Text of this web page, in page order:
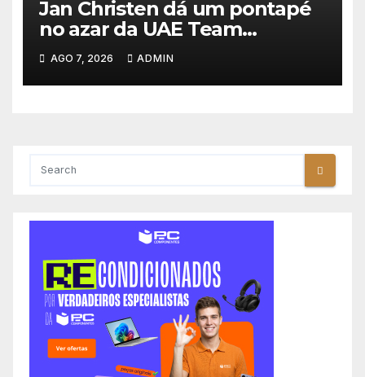
Jan Christen dá um pontapé
no azar da UAE Team
Emirates e vence na Volta a
Polónia
AGO 7, 2026 ADMIN